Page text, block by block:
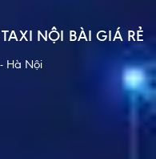
NỘI BÀI GIÁ RẺ
Hà Nội